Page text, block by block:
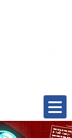
תפריט